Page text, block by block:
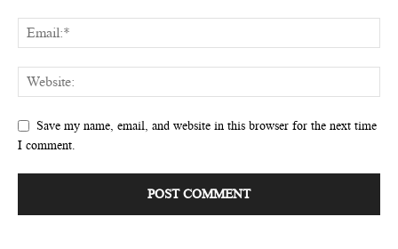
Save my name, email, and website in this browser for the next time
I comment.